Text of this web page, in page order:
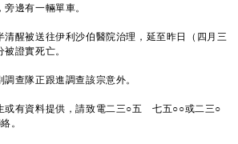
邊有一輛單車。
醒被送往伊利沙伯醫院治理，延至昨日（四月三
證實死亡。
查隊正跟進調查該宗意外。
有資料提供，請致電二三○五 七五○○或二三○
。